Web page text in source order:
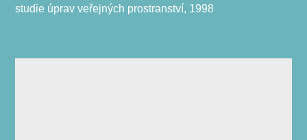
studie úprav veřejných prostranství, 1998